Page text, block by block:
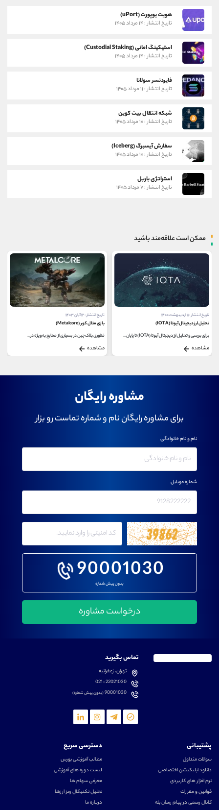
هویت یوپورت (uPort)
تاریخ انتشار : ۱۴ مرداد ۱۴۰۵
استیکینگ امانی (Custodial Staking)
تاریخ انتشار : ۱۴ مرداد ۱۴۰۵
فایردنسر سولانا
تاریخ انتشار : ۱۱ مرداد ۱۴۰۵
شبکه انتقال بیت کوین
تاریخ انتشار : ۱۰ مرداد ۱۴۰۵
سفارش آیسبرگ (Iceberg)
تاریخ انتشار : ۱۰ مرداد ۱۴۰۵
استراتژی باربل
تاریخ انتشار : ۷ مرداد ۱۴۰۵
ممکن است علاقه‌مند باشید
تاریخ انتشار : ۱۱ اردیبهشت ۱۴۰۰
تحلیل ارز دیجیتال آیوتا (IOTA)
برای بررسی و تحلیل ارز دیجیتال آیوتا (IOTA) تا پایان...
مشاهده
تاریخ انتشار : ۱۲ آبان ۱۴۰۳
بازی متال کور (Metalcore)
فناوری بلاک چین در بسیاری از صنایع به ویژه در...
مشاهده
مشاوره رایگان
برای مشاوره رایگان نام و شماره تماست رو بزار
90001030
بدون پیش شماره
نام و نام خانوادگی
شماره موبایل
تماس بگیرید
تهران، زعفرانیه
021-22021030
90001030(بدون پیش شماره)
پشتیبانی
سوالات متداول
دانلود اپلیکیشن اختصاصی
نرم افزار های کاربردی
قوانین و مقررات
کانال رسمی در پیام رسان بله
دسترسی سریع
مطالب آموزشی بورس
لیست دوره های آموزشی
معرفی سهام ها
تحلیل تکنیکال رمز ارزها
درباره ما